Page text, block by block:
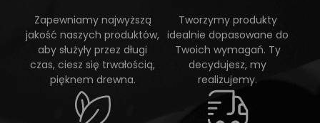
Zapewniamy najwyższą
jakość naszych produktów,
aby służyły przez długi
czas, ciesz się trwałością,
pięknem drewna.
Tworzymy produkty
idealnie dopasowane do
Twoich wymagań. Ty
decydujesz, my
realizujemy.